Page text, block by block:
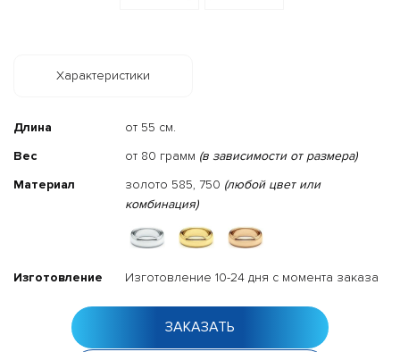
Характеристики
Длина
от 55 см.
Вес
от 80 грамм (в зависимости от размера)
Материал
золото 585, 750 (любой цвет или
комбинация)
Изготовление Изготовление 10-24 дня с момента заказа
ЗАКАЗАТЬ